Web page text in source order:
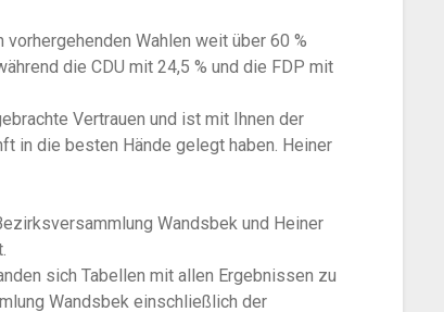
Wahlen weit über 60 %
die CDU mit 24,5 % und die FDP mit
Vertrauen und ist mit Ihnen der
in die besten Hände gelegt haben. Heiner
Wandsbek und Heiner
sich Tabellen mit allen Ergebnissen zu
Wandsbek einschließlich der